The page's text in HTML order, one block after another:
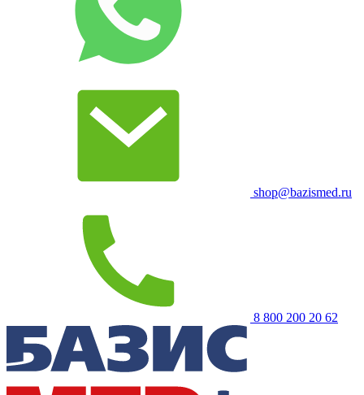
shop@bazismed.ru
8 800 200 20 62